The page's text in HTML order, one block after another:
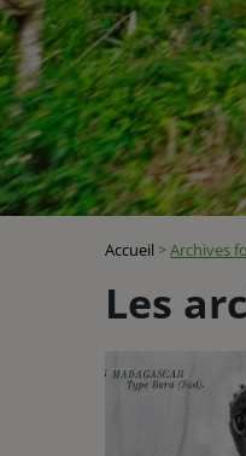
Accueil >Archives
Les